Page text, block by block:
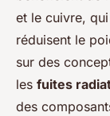
et le cuivre,
réduisent le
sur des
les fuites
des